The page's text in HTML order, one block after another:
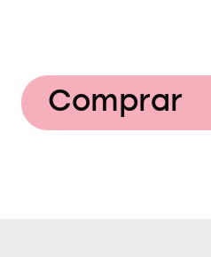
Comprar